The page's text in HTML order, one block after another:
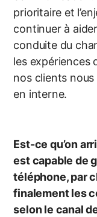
prioritaire et
continuer à
conduite du
les expériences
nos clients
en interne.
Est-ce qu’on
est capable de
téléphone, par
finalement les
selon le canal